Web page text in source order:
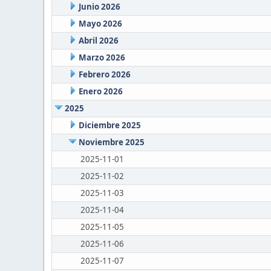
Junio 2026
Mayo 2026
Abril 2026
Marzo 2026
Febrero 2026
Enero 2026
2025
Diciembre 2025
Noviembre 2025
2025-11-01
2025-11-02
2025-11-03
2025-11-04
2025-11-05
2025-11-06
2025-11-07